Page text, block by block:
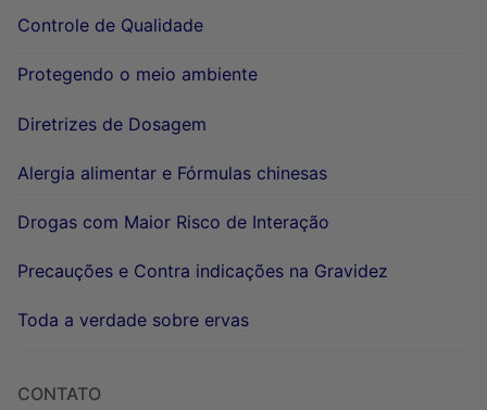
Controle de Qualidade
Protegendo o meio ambiente
Diretrizes de Dosagem
Alergia alimentar e Fórmulas chinesas
Drogas com Maior Risco de Interação
Precauções e Contra indicações na Gravidez
Toda a verdade sobre ervas
CONTATO